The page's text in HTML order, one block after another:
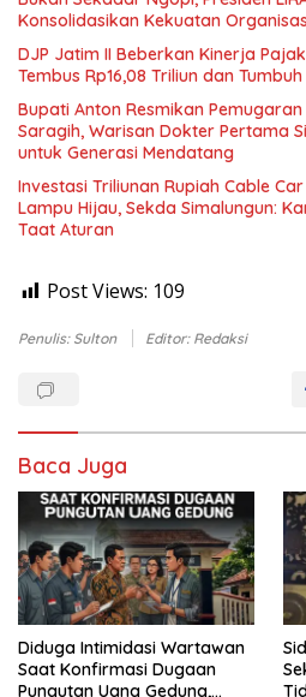
Konsolidasikan Kekuatan
DJP Jatim II Beberkan Kinerja
Tembus Rp16,08 Triliun dan
Bupati Anton Resmikan
Saragih, Warisan Dokter Pertama
untuk Generasi Mendatang
Investasi Triliunan Rupiah Cable
Lampu Hijau, Sekda Simalungun:
Taat Aturan
Post Views: 109
Penulis: Sulton Editor: Redaksi
Baca Juga
Diduga Intimidasi Wartawan
Saat Konfirmasi Dugaan
Pungutan Uang Gedung,